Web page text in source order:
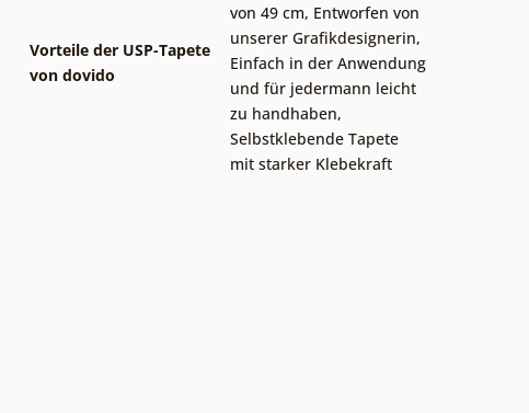
Vorteile der USP-Tapete
von dovido
von 49 cm, Entworfen von
unserer Grafikdesignerin,
Einfach in der Anwendung
und für jedermann leicht
zu handhaben,
Selbstklebende Tapete
mit starker Klebekraft